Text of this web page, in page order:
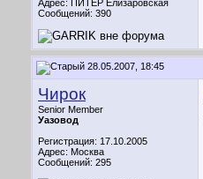
Адрес: ПИТЕР Елизаровская
Сообщений: 390
28.05.2007, 18:45
Чирок
Senior Member
Уазовод
Регистрация: 17.10.2005
Адрес: Москва
Сообщений: 295